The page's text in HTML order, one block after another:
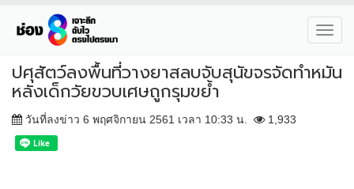
ปศุสัตว์ลงพื้นที่วางยาสลบจับสุนัขจรจัดทำหมัน
หลังเด็กวัยขวบเศษถูกรุมขย้ำ
วันที่ลงข่าว 6 พฤศจิกายน 2561 เวลา 10:33 น. 1,933